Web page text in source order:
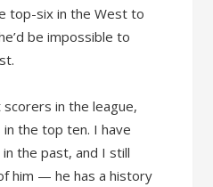
top-six in the West to
be impossible to
in the league,
in the top ten. I have
the past, and I still
him — he has a history